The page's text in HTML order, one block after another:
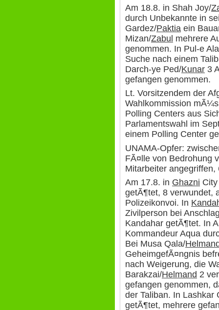
Am 18.8. in Shah Joy/
durch Unbekannte in
Gardez/Paktia ein
Mizan/Zabul mehrere
genommen. In Pul-e
Suche nach einem
Darch-ye Ped/Kunar 3
gefangen genommen.
Lt. Vorsitzendem der
Wahlkommission
Polling Centers aus
Parlamentswahl im
einem Polling Center
UNAMA-Opfer:
FÃ¤lle von Bedrohung
Mitarbeiter
Am 17.8. in Ghazni
getÃ¶tet, 8 verwundet,
Polizeikonvoi. In
Zivilperson bei
Kandahar getÃ¶tet. In
Kommandeur Aqua
Bei Musa Qala/
GeheimgefÃ¤ngnis
nach Weigerung, die
Barakzai/Helmand 2
gefangen genommen,
der Taliban. In Lashkar
getÃ¶tet, mehrere